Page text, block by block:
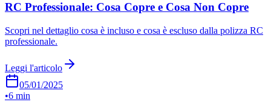
RC Professionale: Cosa Copre e Cosa Non Copre
Scopri nel dettaglio cosa è incluso e cosa è escluso dalla polizza RC
professionale.
Leggi l'articolo
05/01/2025
•6 min